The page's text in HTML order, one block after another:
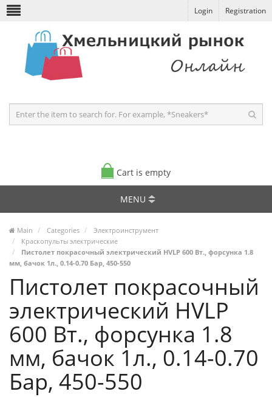
Login Registration
Cart is empty
MENU
Main Categories
Электроинструмент
Краскопульты электрические
Пистолет покрасочный электрический HVLP 600 Вт., форсунка 1.8
мм, бачок 1л., 0.14-0.70 Бар, 450-550
Пистолет покрасочный
электрический HVLP
600 Вт., форсунка 1.8
мм, бачок 1л., 0.14-0.70
Бар, 450-550